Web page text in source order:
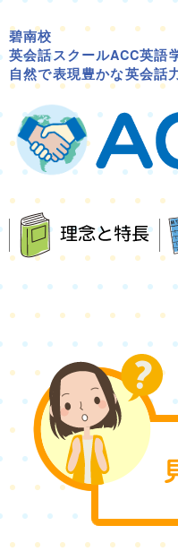
碧南校
英会話スクールACC英語
自然で表現豊かな英会話